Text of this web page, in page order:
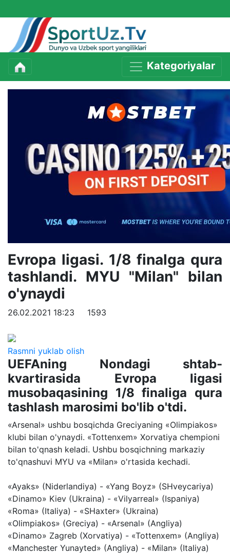
Kategoriyalar
Evropa ligasi. 1/8 finalga qura
tashlandi. MYU "Milan" bilan
o'ynaydi
26.02.2021 18:23 1593
Rasmni yuklab olish
UEFAning Nondagi shtab-
kvartirasida Evropa ligasi
musobaqasining 1/8 finaliga qura
tashlash marosimi bo'lib o'tdi.
«Arsenal» ushbu bosqichda Greciyaning «Olimpiakos»
klubi bilan o'ynaydi. «Tottenxem» Xorvatiya chempioni
bilan to'qnash keladi. Ushbu bosqichning markaziy
to'qnashuvi MYU va «Milan» o'rtasida kechadi.
«Ayaks» (Niderlandiya) - «Yang Boyz» (SHveycariya)
«Dinamo» Kiev (Ukraina) - «Vilyarreal» (Ispaniya)
«Roma» (Italiya) - «SHaxter» (Ukraina)
«Olimpiakos» (Greciya) - «Arsenal» (Angliya)
«Dinamo» Zagreb (Xorvatiya) - «Tottenxem» (Angliya)
«Manchester Yunayted» (Angliya) - «Milan» (Italiya)